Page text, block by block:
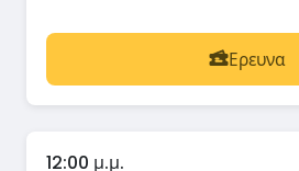
Ερευνα
12:00 μ.μ.